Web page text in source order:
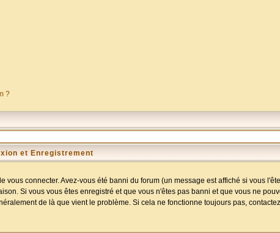
?
et Enregistrement
connecter. Avez-vous été banni du forum (un message est affiché si vous
Si vous vous êtes enregistré et que vous n'êtes pas banni et que vous ne
de là que vient le problème. Si cela ne fonctionne toujours pas,